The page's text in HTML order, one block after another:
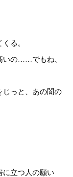
る。
いの……でもね、
っと、あの闇の
立つ人の願い